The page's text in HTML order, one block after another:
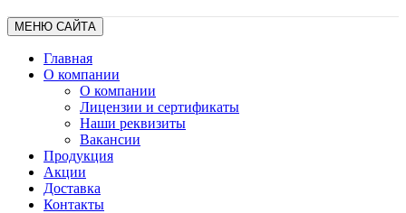
МЕНЮ САЙТА
Главная
О компании
О компании
Лицензии и сертификаты
Наши реквизиты
Вакансии
Продукция
Акции
Доставка
Контакты